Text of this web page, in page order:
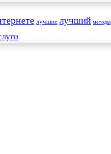
лучшие лучший методы